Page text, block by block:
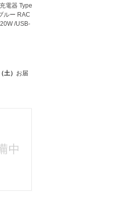
電器 Type
ルー RAC
/USB-
土） お届